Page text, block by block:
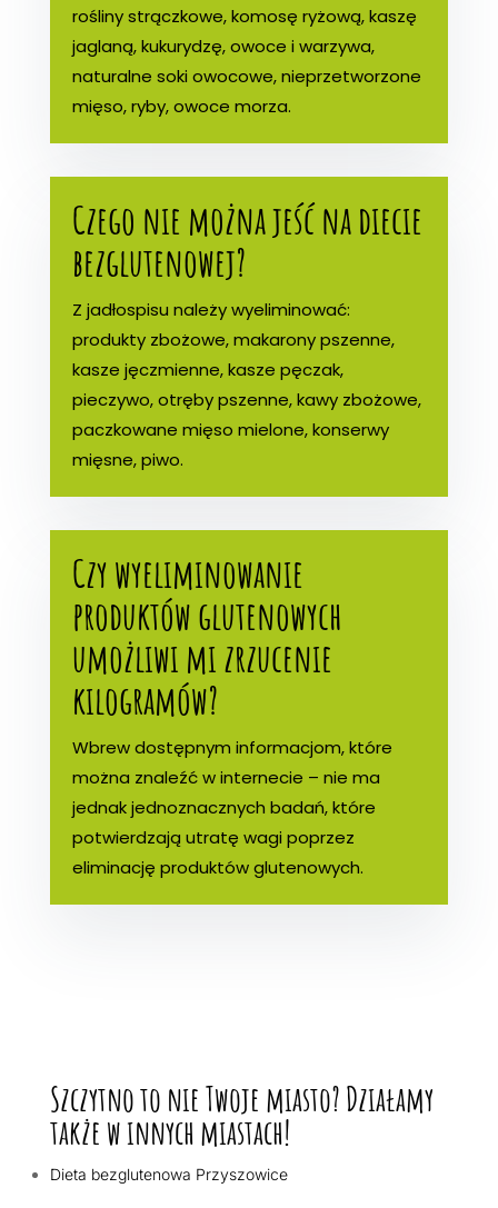
rośliny strączkowe, komosę ryżową, kaszę
jaglaną, kukurydzę, owoce i warzywa,
naturalne soki owocowe, nieprzetworzone
mięso, ryby, owoce morza.
Czego nie można jeść na diecie
bezglutenowej?
Z jadłospisu należy wyeliminować:
produkty zbożowe, makarony pszenne,
kasze jęczmienne, kasze pęczak,
pieczywo, otręby pszenne, kawy zbożowe,
paczkowane mięso mielone, konserwy
mięsne, piwo.
Czy wyeliminowanie
produktów glutenowych
umożliwi mi zrzucenie
kilogramów?
Wbrew dostępnym informacjom, które
można znaleźć w internecie – nie ma
jednak jednoznacznych badań, które
potwierdzają utratę wagi poprzez
eliminację produktów glutenowych.
Szczytno to nie Twoje miasto? Działamy
także w innych miastach!
Dieta bezglutenowa Przyszowice